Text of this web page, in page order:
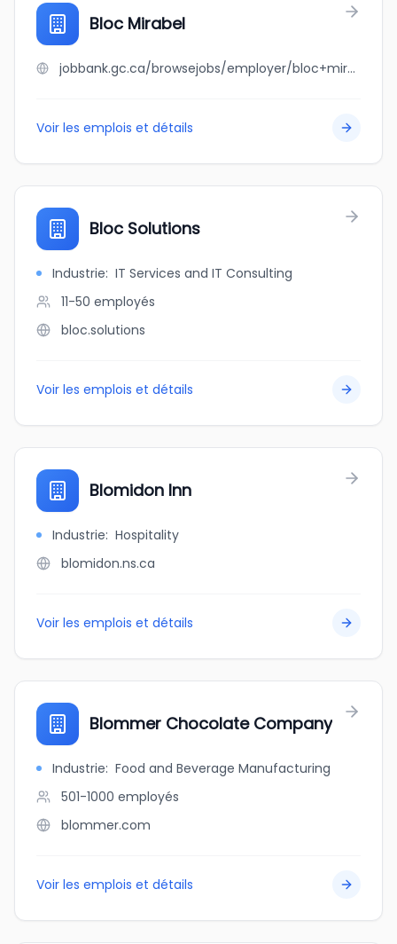
Bloc Mirabel
jobbank.gc.ca/browsejobs/employer/bloc+mirabel/ca
Voir les emplois et détails
Bloc Solutions
Industrie: IT Services and IT Consulting
11-50 employés
bloc.solutions
Voir les emplois et détails
Blomidon Inn
Industrie: Hospitality
blomidon.ns.ca
Voir les emplois et détails
Blommer Chocolate Company
Industrie: Food and Beverage Manufacturing
501-1000 employés
blommer.com
Voir les emplois et détails